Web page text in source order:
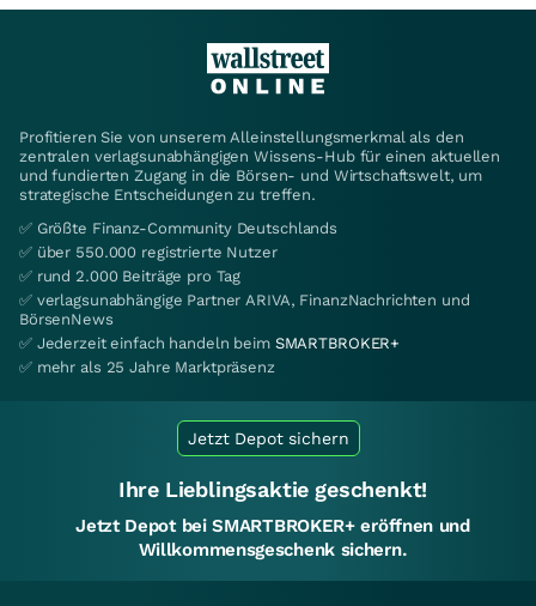
Profitieren Sie von unserem Alleinstellungsmerkmal als den
zentralen verlagsunabhängigen Wissens-Hub für einen aktuellen
und fundierten Zugang in die Börsen- und Wirtschaftswelt, um
strategische Entscheidungen zu treffen.
✅ Größte Finanz-Community Deutschlands
✅ über 550.000 registrierte Nutzer
✅ rund 2.000 Beiträge pro Tag
✅ verlagsunabhängige Partner ARIVA, FinanzNachrichten und
BörsenNews
✅ Jederzeit einfach handeln beim SMARTBROKER+
✅ mehr als 25 Jahre Marktpräsenz
Jetzt Depot sichern
Ihre Lieblingsaktie geschenkt!
Jetzt Depot bei SMARTBROKER+ eröffnen und
Willkommensgeschenk sichern.